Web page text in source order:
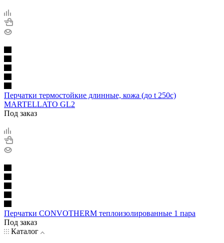
Перчатки термостойкие длинные, кожа (до t 250с)
MARTELLATO GL2
Под заказ
Перчатки CONVOTHERM теплоизолированные 1 пара
Под заказ
Каталог